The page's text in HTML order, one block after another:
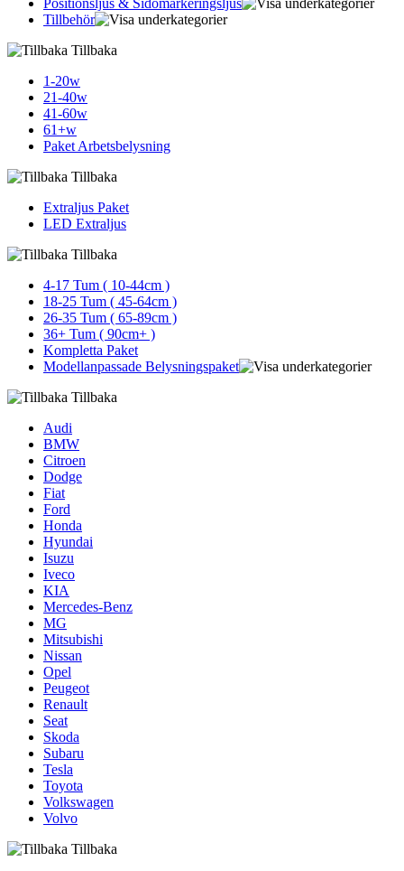
Positionsljus & Sidomarkerings­ljus
Tillbehör
Tillbaka
1-20w
21-40w
41-60w
61+w
Paket Arbetsbelysning
Tillbaka
Extraljus Paket
LED Extraljus
Tillbaka
4-17 Tum ( 10-44cm )
18-25 Tum ( 45-64cm )
26-35 Tum ( 65-89cm )
36+ Tum ( 90cm+ )
Kompletta Paket
Modellanpassade Belysningspaket
Tillbaka
Audi
BMW
Citroen
Dodge
Fiat
Ford
Honda
Hyundai
Isuzu
Iveco
KIA
Mercedes-Benz
MG
Mitsubishi
Nissan
Opel
Peugeot
Renault
Seat
Skoda
Subaru
Tesla
Toyota
Volkswagen
Volvo
Tillbaka